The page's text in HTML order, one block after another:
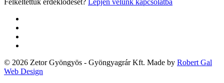
Felkeltettük érdeklődését? Lépjen velünk kapcsolatba
© 2026 Zetor Gyöngyös - Gyöngyagrár Kft. Made by Robert Gal
Web Design